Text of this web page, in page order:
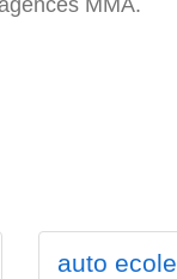
auto ecole